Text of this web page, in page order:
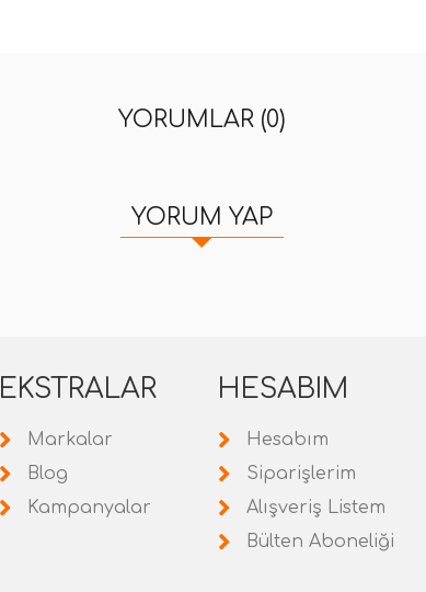
YORUMLAR (0)
YORUM YAP
EKSTRALAR
Markalar
Blog
Kampanyalar
HESABIM
Hesabım
Siparişlerim
Alışveriş Listem
Bülten Aboneliği